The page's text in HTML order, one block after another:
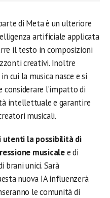
di Meta è un ulteriore
artificiale applicata
il testo in composizioni
creativi. Inoltre
cui la musica nasce e si
l’impatto di
intellettuale e garantire
musicali.
la possibilità di
musicalee di
brani unici. Sarà
nuova IA influenzerà
le comunità di